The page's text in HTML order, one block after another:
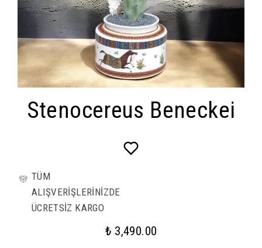
Stenocereus Beneckei
TÜM
ALIŞVERİŞLERİNİZDE
ÜCRETSİZ KARGO
₺ 3,490.00